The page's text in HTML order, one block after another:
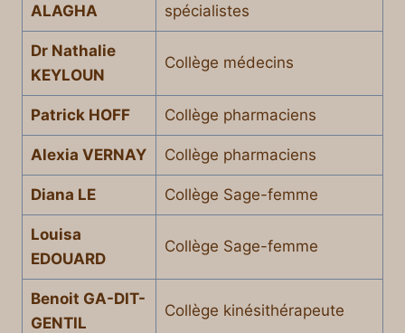
ALAGHA spécialistes
Dr Nathalie
KEYLOUN
Collège médecins
Patrick HOFF Collège pharmaciens
Alexia VERNAY Collège pharmaciens
Diana LE Collège Sage-femme
Louisa
EDOUARD
Collège Sage-femme
Benoit GA-DIT-
GENTIL
Collège kinésithérapeute